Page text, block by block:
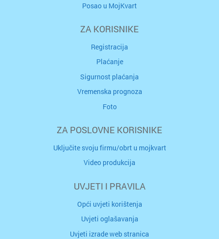
Posao u MojKvart
ZA KORISNIKE
Registracija
Plaćanje
Sigurnost plaćanja
Vremenska prognoza
Foto
ZA POSLOVNE KORISNIKE
Uključite svoju firmu/obrt u mojkvart
Video produkcija
UVJETI I PRAVILA
Opći uvjeti korištenja
Uvjeti oglašavanja
Uvjeti izrade web stranica